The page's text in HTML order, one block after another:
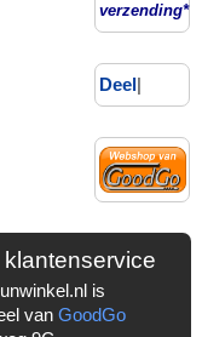
verzending*
Deel|
klantenservice
is
van GoodGo